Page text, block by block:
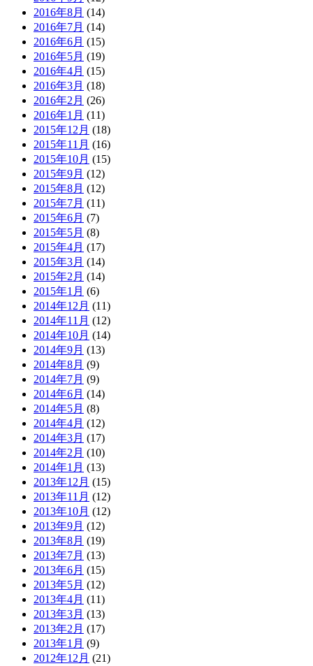
2016年8月 (14)
2016年7月 (14)
2016年6月 (15)
2016年5月 (19)
2016年4月 (15)
2016年3月 (18)
2016年2月 (26)
2016年1月 (11)
2015年12月 (18)
2015年11月 (16)
2015年10月 (15)
2015年9月 (12)
2015年8月 (12)
2015年7月 (11)
2015年6月 (7)
2015年5月 (8)
2015年4月 (17)
2015年3月 (14)
2015年2月 (14)
2015年1月 (6)
2014年12月 (11)
2014年11月 (12)
2014年10月 (14)
2014年9月 (13)
2014年8月 (9)
2014年7月 (9)
2014年6月 (14)
2014年5月 (8)
2014年4月 (12)
2014年3月 (17)
2014年2月 (10)
2014年1月 (13)
2013年12月 (15)
2013年11月 (12)
2013年10月 (12)
2013年9月 (12)
2013年8月 (19)
2013年7月 (13)
2013年6月 (15)
2013年5月 (12)
2013年4月 (11)
2013年3月 (13)
2013年2月 (17)
2013年1月 (9)
2012年12月 (21)